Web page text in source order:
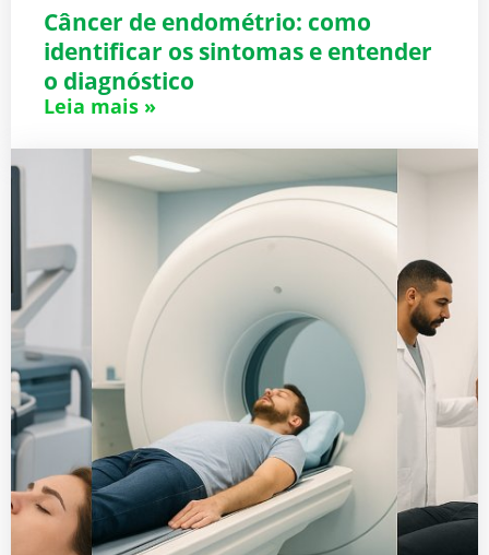
Câncer de endométrio: como
identificar os sintomas e entender
o diagnóstico
Leia mais »